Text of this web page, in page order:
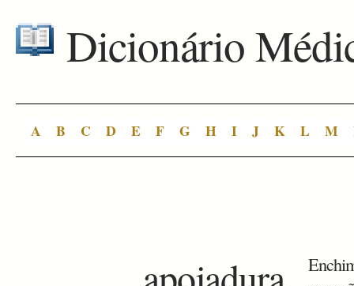
Dicionário
A B C D E F G H I J K L M